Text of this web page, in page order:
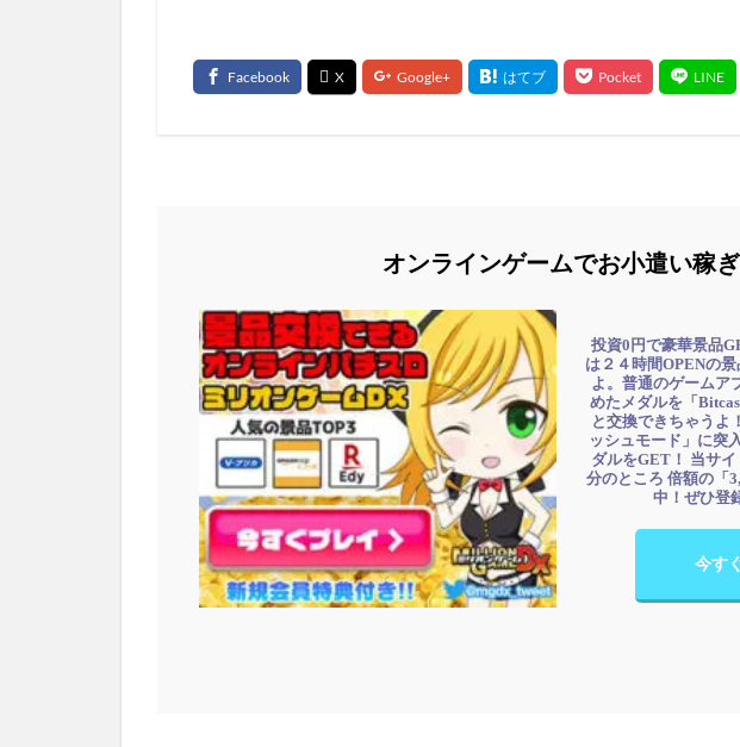
オンラインゲームでお小遣い稼ぎ
投資0円で豪華景品
は２４時間OPENの
よ。普通のゲームア
めたメダルを「
と交換できちゃうよ
ッシュモード」に突
ダルをGET！ 当サ
分のところ 倍額の「
中！ぜひ登
今す